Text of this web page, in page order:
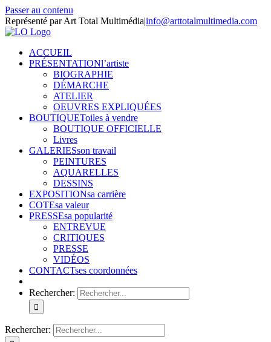
Passer au contenu
Représenté par Art Total Multimédia|info@arttotalmultimedia.com
ACCUEIL
PRÉSENTATIONl’artiste
BIOGRAPHIE
DÉMARCHE
ATELIER
OEUVRES EXPLIQUÉES
BOUTIQUEToiles à vendre
BOUTIQUE OFFICIELLE
Livres
GALERIESson travail
PEINTURES
AQUARELLES
DESSINS
EXPOSITIONsa carrière
COTEsa valeur
PRESSEsa popularité
ENTREVUE
CRITIQUES
PRESSE
VIDÉOS
CONTACTses coordonnées
Rechercher:
Rechercher: